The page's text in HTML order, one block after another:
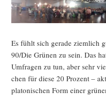
Es fühlt sich gera­de ziem­lich
90/Die Grü­nen zu sein. Das
Umfra­gen zu tun, aber sehr
chen für die­se 20 Pro­zent –
pla­to­ni­schen Form einer